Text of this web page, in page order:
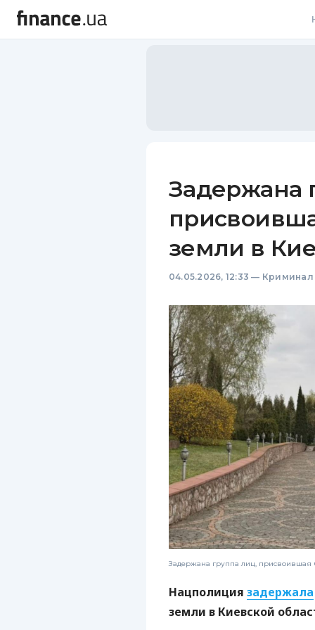
Задержана
земли в
04.05.2026, 12:33 — Криминал
Задержана группа лиц, присвоившая
Нацполиция задержала
земли в Киевской